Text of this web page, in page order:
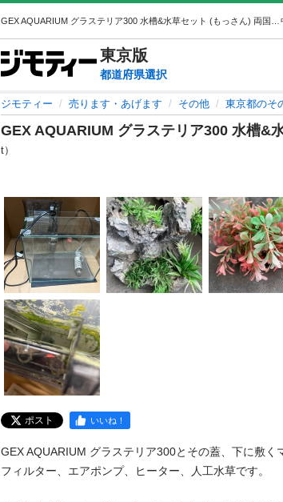
東京版
都道府県選択
ジモティー 売ります・あげます その他 東京都のそ
GEX AQUARIUM グラステリア300 水槽&
t）
ポスト いいね！
GEX AQUARIUM グラステリア300とその蓋、下に敷く
フィルター、エアポンプ、ヒーター、人工水草です。